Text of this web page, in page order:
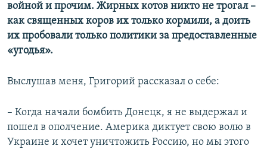
войной и прочим. Жирных котов никто не трогал –
как священных коров их только кормили, а доить
их пробовали только политики за предоставленные
«угодья».
Выслушав меня, Григорий рассказал о себе:
– Когда начали бомбить Донецк, я не выдержал и
пошел в ополчение. Америка диктует свою волю в
Украине и хочет уничтожить Россию, но мы этого